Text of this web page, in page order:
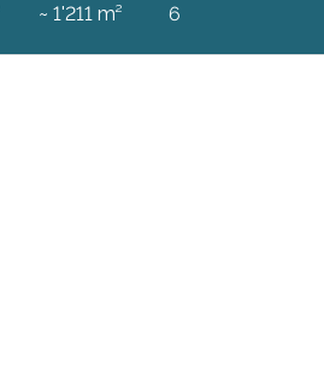
~ 1'211 m² 6